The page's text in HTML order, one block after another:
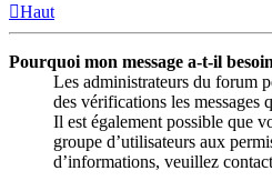
Haut
Pourquoi mon message a-t-il
Les administrateurs du forum
des vérifications les messages
Il est également possible que
groupe d’utilisateurs aux
d’informations, veuillez